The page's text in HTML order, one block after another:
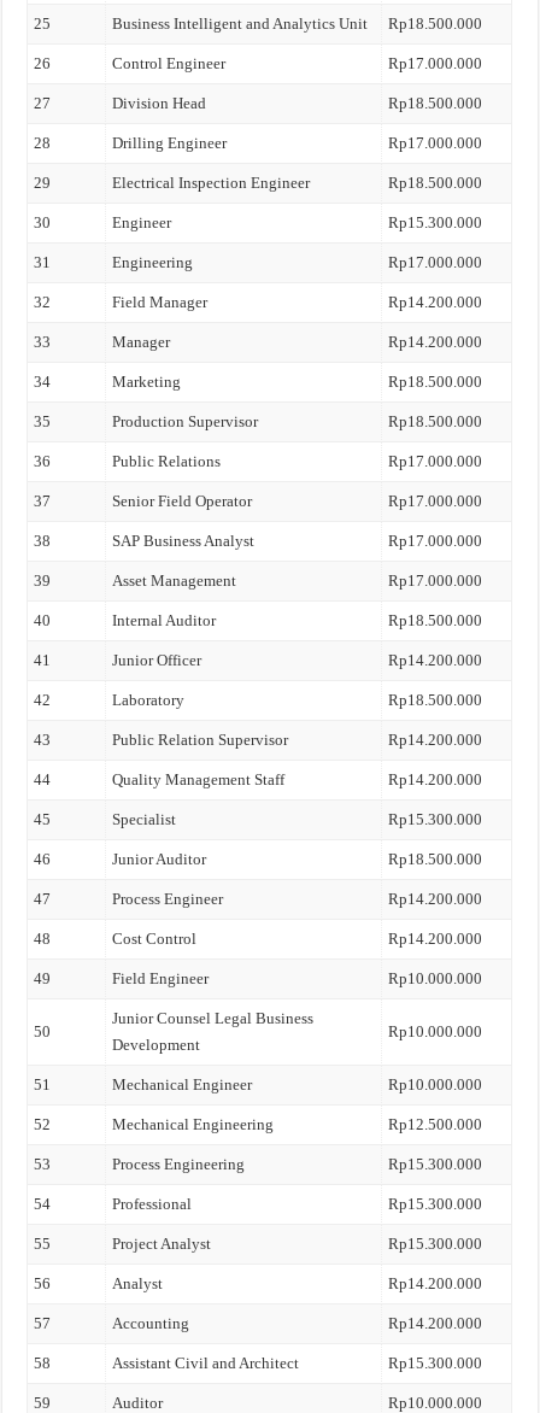
25 Business Intelligent and Analytics Unit Rp18.500.000
26 Control Engineer Rp17.000.000
27 Division Head Rp18.500.000
28 Drilling Engineer Rp17.000.000
29 Electrical Inspection Engineer Rp18.500.000
30 Engineer Rp15.300.000
31 Engineering Rp17.000.000
32 Field Manager Rp14.200.000
33 Manager Rp14.200.000
34 Marketing Rp18.500.000
35 Production Supervisor Rp18.500.000
36 Public Relations Rp17.000.000
37 Senior Field Operator Rp17.000.000
38 SAP Business Analyst Rp17.000.000
39 Asset Management Rp17.000.000
40 Internal Auditor Rp18.500.000
41 Junior Officer Rp14.200.000
42 Laboratory Rp18.500.000
43 Public Relation Supervisor Rp14.200.000
44 Quality Management Staff Rp14.200.000
45 Specialist Rp15.300.000
46 Junior Auditor Rp18.500.000
47 Process Engineer Rp14.200.000
48 Cost Control Rp14.200.000
49 Field Engineer Rp10.000.000
50
Junior Counsel Legal Business
Development
Rp10.000.000
51 Mechanical Engineer Rp10.000.000
52 Mechanical Engineering Rp12.500.000
53 Process Engineering Rp15.300.000
54 Professional Rp15.300.000
55 Project Analyst Rp15.300.000
56 Analyst Rp14.200.000
57 Accounting Rp14.200.000
58 Assistant Civil and Architect Rp15.300.000
59 Auditor Rp10.000.000